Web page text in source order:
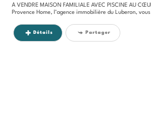
Provence Home, l’agence immobilière du Luberon, vous propose à la vente, au
Détails Partager